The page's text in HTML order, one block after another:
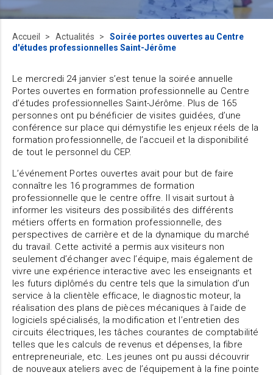
Accueil Actualités
Soirée portes ouvertes au Centre
d'études professionnelles Saint-Jérôme
Le mercredi 24 janvier s’est tenue la soirée annuelle
Portes ouvertes en formation professionnelle au Centre
d’études professionnelles Saint-Jérôme. Plus de 165
personnes ont pu bénéficier de visites guidées, d’une
conférence sur place qui démystifie les enjeux réels de la
formation professionnelle, de l’accueil et la disponibilité
de tout le personnel du CEP.
L’événement Portes ouvertes avait pour but de faire
connaître les 16 programmes de formation
professionnelle que le centre offre. Il visait surtout à
informer les visiteurs des possibilités des différents
métiers offerts en formation professionnelle, des
perspectives de carrière et de la dynamique du marché
du travail. Cette activité a permis aux visiteurs non
seulement d’échanger avec l’équipe, mais également de
vivre une expérience interactive avec les enseignants et
les futurs diplômés du centre tels que la simulation d’un
service à la clientèle efficace, le diagnostic moteur, la
réalisation des plans de pièces mécaniques à l’aide de
logiciels spécialisés, la modification et l’entretien des
circuits électriques, les tâches courantes de comptabilité
telles que les calculs de revenus et dépenses, la fibre
entrepreneuriale, etc. Les jeunes ont pu aussi découvrir
de nouveaux ateliers avec de l’équipement à la fine pointe